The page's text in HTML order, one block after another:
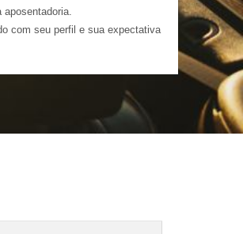
aposentadoria.
com seu perfil e sua expectativa